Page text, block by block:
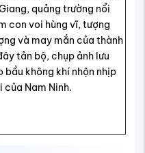
quảng trường nổi
con voi hùng vĩ, tượng
và may mắn của thành
tản bộ, chụp ảnh lưu
bầu không khí nhộn nhịp
của Nam Ninh.